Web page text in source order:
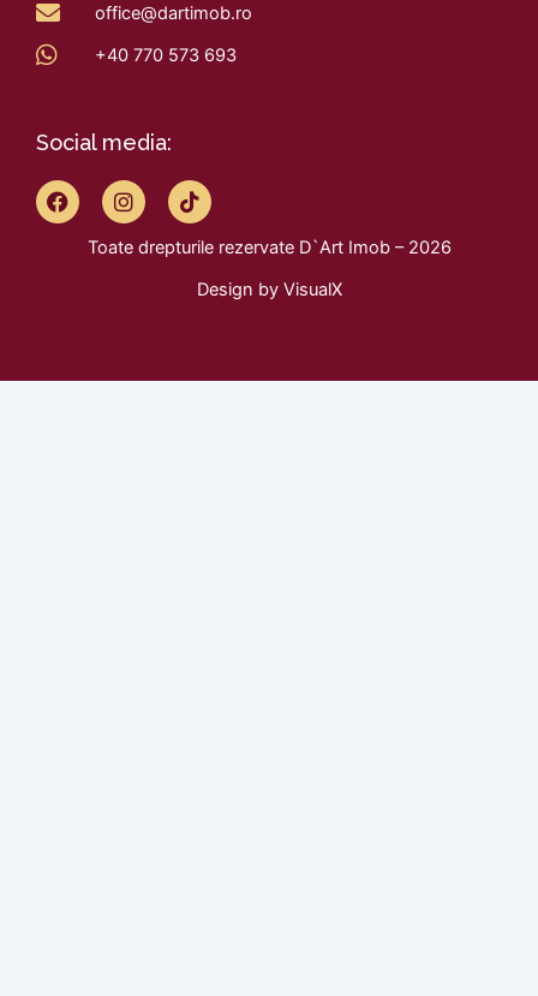
office@dartimob.ro
+40 770 573 693
Social media:
F
a
c
I
n
s
t
T
i
k
t
k
Toate drepturile rezervate D`Art Imob – 2026
Design by VisualX